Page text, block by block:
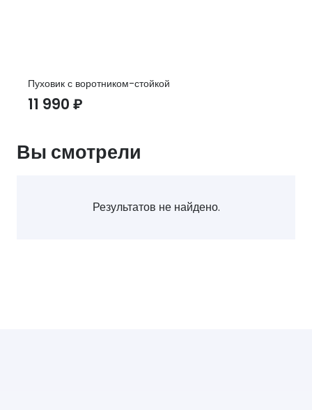
Пуховик с воротником-стойкой
11 990 ₽
Вы смотрели
Результатов не найдено.